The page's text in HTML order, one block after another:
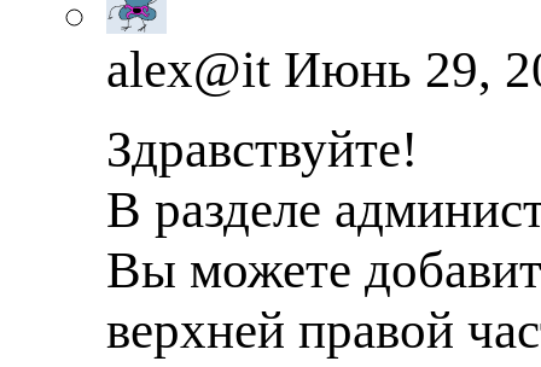
alex@it Июнь 29,
Здравствуйте!
В разделе
Вы можете
верхней правой